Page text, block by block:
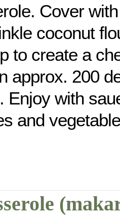
Cover
coconut
to create a
approx. 200
Enjoy with
and